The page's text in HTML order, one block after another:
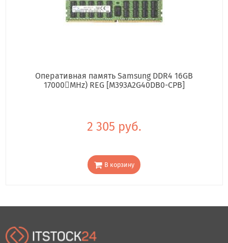
Оперативная память Samsung DDR4 16GB
17000񢋕MHz) REG [M393A2G40DB0-CPB]
2 305 руб.
В корзину